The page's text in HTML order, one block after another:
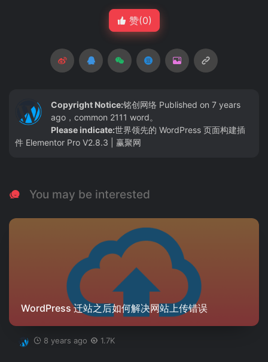
赞(0)
Copyright Notice:铭创网络 Published on 7 years
ago，common 2111 word。
Please indicate:世界领先的 WordPress 页面构建插
件 Elementor Pro V2.8.3 | 赢聚网
You may be interested
WordPress 迁站之后如何解决网站上传错误
8 years ago 1.7K